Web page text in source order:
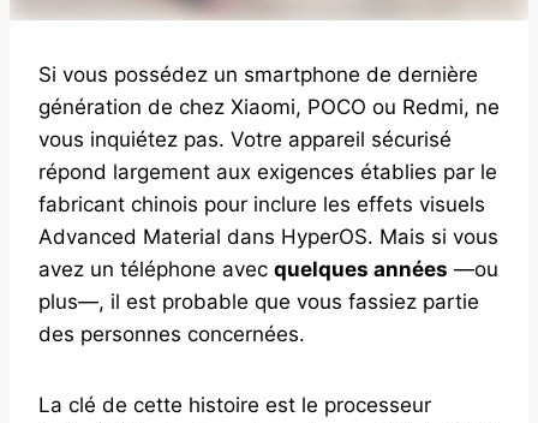
Si vous possédez un smartphone de dernière
génération de chez Xiaomi, POCO ou Redmi, ne
vous inquiétez pas. Votre appareil sécurisé
répond largement aux exigences établies par le
fabricant chinois pour inclure les effets visuels
Advanced Material dans HyperOS. Mais si vous
avez un téléphone avec quelques années —ou
plus—, il est probable que vous fassiez partie
des personnes concernées.
La clé de cette histoire est le processeur